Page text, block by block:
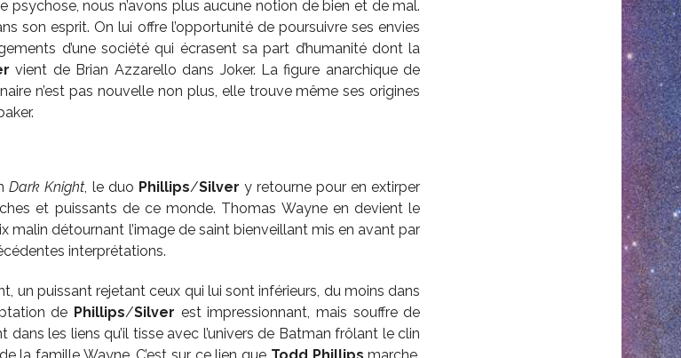
psychose, nous n’avons plus aucune notion de bien et de mal.
son esprit. On lui offre l’opportunité de poursuivre ses envies
d’une société qui écrasent sa part d’humanité dont la
vient de Brian Azzarello dans Joker. La figure anarchique de
n’est pas nouvelle non plus, elle trouve même ses origines
Dark Knight, le duo Phillips/Silver y retourne pour en extirper
et puissants de ce monde. Thomas Wayne en devient le
malin détournant l’image de saint bienveillant mis en avant par
interprétations.
un puissant rejetant ceux qui lui sont inférieurs, du moins dans
de Phillips/Silver est impressionnant, mais souffre de
les liens qu’il tisse avec l’univers de Batman frôlant le clin
la famille Wayne. C’est sur ce lien que Todd Phillipsmarche,